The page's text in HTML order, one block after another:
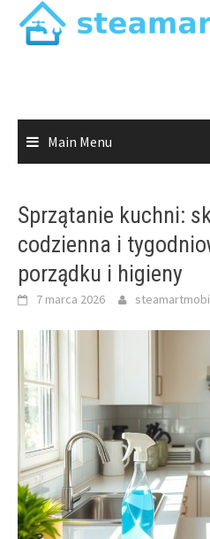
Main Menu
Sprzątanie kuchni:
codzienna i
porządku i higieny
7 marca 2026